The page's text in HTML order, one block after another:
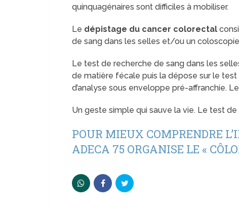
quinquagénaires sont difficiles à mobiliser.
Le dépistage du cancer colorectal
de sang dans les selles et/ou un
Le test de recherche de sang dans les
de matière fécale puis la dépose sur le
d’analyse sous enveloppe pré-affranchie.
Un geste simple qui sauve la vie. Le test de
POUR MIEUX COMPRENDRE
ADECA 75 ORGANISE LE «